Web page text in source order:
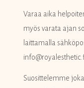
Varaa aika
myös varata ajan
laittamalla
Suosittelemme